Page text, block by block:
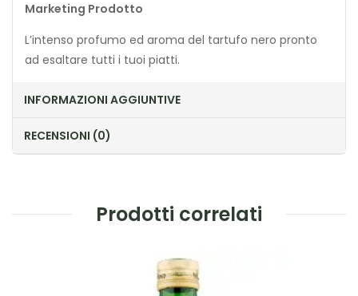
Marketing Prodotto
L’intenso profumo ed aroma del tartufo nero pronto
ad esaltare tutti i tuoi piatti.
INFORMAZIONI AGGIUNTIVE
RECENSIONI (0)
Prodotti correlati